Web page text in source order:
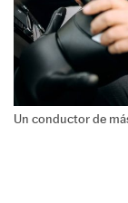
Un conductor de